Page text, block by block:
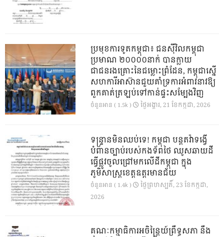
ប្រមុខការទូតកម្ពុជា៖ ជនស៊ីវិលកម្ពុជា
ប្រមាណ ២០០០០នាក់ បានក្លាយ
ជាជនរងគ្រោះនៃជម្លោះព្រំដែន, កម្ពុជាស្នើ
សហការីអាស៊ានជួយគាំទ្រការអំពាវនាវឱ្យ
ពួកគាត់ត្រឡប់ទៅកាន់ផ្ទះសម្បែងវិញ
ចំនួនអាន ( 1.5k ) ថ្ងៃ​អង្គារ, 21 ខែ​កក្កដា, 2026
ទន្ទ្រានមិនឈប់ទេ! កម្ពុជា បន្តតវ៉ាទង្វើ
បំពានច្បាប់របស់កងទ័ពថៃ ឈូសឆាយដី
ធ្វើផ្លូវចូលជ្រៅមកលើដីកម្ពុជា ក្នុង
ភូមិសាស្ត្រខេត្តឧត្តរមានជ័យ
ចំនួនអាន ( 1.4k )
ថ្ងៃ​ព្រហស្បតិ៍, 23 ខែ​កក្កដា,
2026
គណៈកម្មាធិការអចិន្ត្រៃយ៍ព្រឹទ្ធសភា នឹង